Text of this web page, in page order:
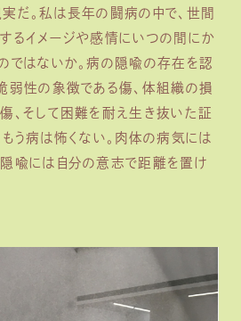
だ。私は長年の闘病の中で、世間
るイメージや感情にいつの間にか
ではないか。病の隠喩の存在を認
弱性の象徴である傷、体組織の損
、そして困難を耐え生き抜いた証
う病は怖くない。肉体の病気には
喩には自分の意志で距離を置け